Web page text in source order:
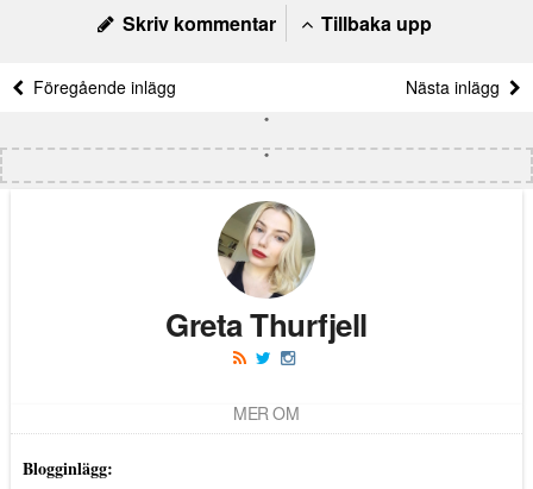
Skriv kommentar Tillbaka upp
Föregående inlägg Nästa inlägg
Greta Thurfjell
MER OM
Blogginlägg: